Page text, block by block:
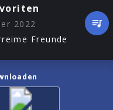
2022
Freunde